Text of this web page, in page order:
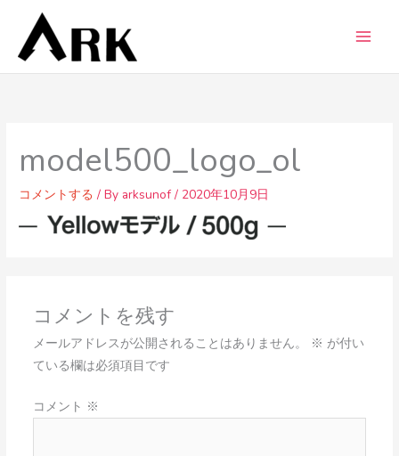
ス
model500_logo_ol
コメントする / By arksunof/ 2020年10月9日
コメントを残す
メールアドレスが公開されることはありません。 ※ が付い
ている欄は必須項目です
コメント ※